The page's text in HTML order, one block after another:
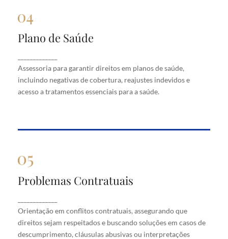
Plano de Saúde
Assessoria para garantir direitos em planos de saúde,
incluindo negativas de cobertura, reajustes indevidos e
acesso a tratamentos essenciais para a saúde.
Plano de Saúde
saúde, incluindo negativas de cobertura, reajustes
indevidos e acesso a tratamentos essenciais para a
saúde.
Problemas Contratuais
Orientação em conflitos contratuais, assegurando que
direitos sejam respeitados e buscando soluções em casos de
descumprimento, cláusulas abusivas ou interpretações
Problemas Contratuais
que direitos sejam respeitados e buscando soluções
em casos de descumprimento, cláusulas abusivas
ou interpretações divergentes.